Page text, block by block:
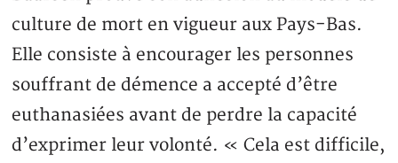
culture de mort en vigueur aux Pays-Bas.
Elle consiste à encourager les personnes
souffrant de démence a accepté d’être
euthanasiées avant de perdre la capacité
d’exprimer leur volonté. « Cela est difficile,